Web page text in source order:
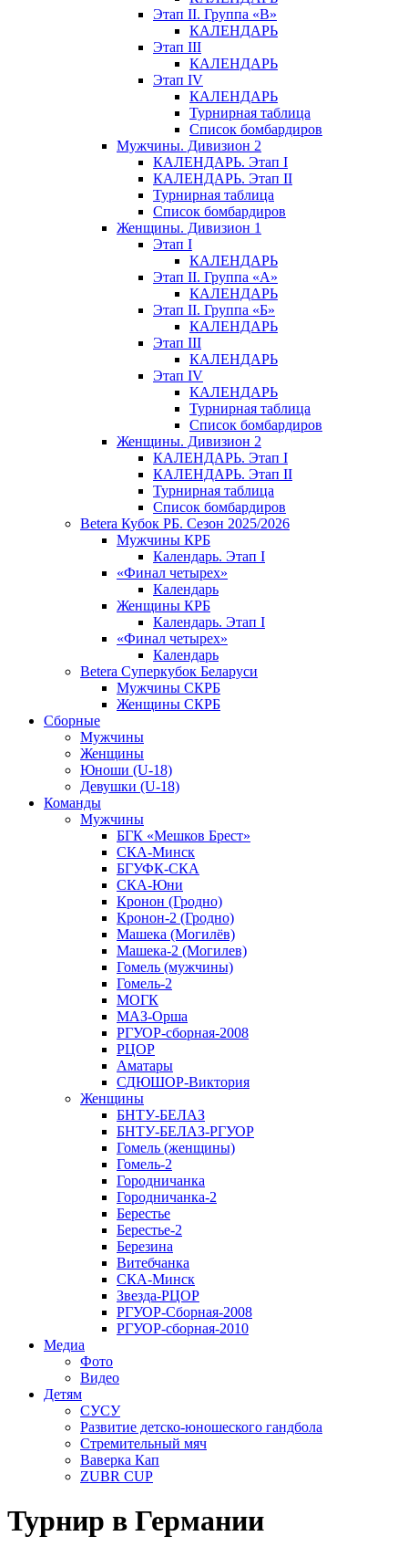
Этап II. Группа «В»
КАЛЕНДАРЬ
Этап III
КАЛЕНДАРЬ
Этап IV
КАЛЕНДАРЬ
Турнирная таблица
Список бомбардиров
Мужчины. Дивизион 2
КАЛЕНДАРЬ. Этап I
КАЛЕНДАРЬ. Этап II
Турнирная таблица
Список бомбардиров
Женщины. Дивизион 1
Этап I
КАЛЕНДАРЬ
Этап II. Группа «А»
КАЛЕНДАРЬ
Этап II. Группа «Б»
КАЛЕНДАРЬ
Этап III
КАЛЕНДАРЬ
Этап IV
КАЛЕНДАРЬ
Турнирная таблица
Список бомбардиров
Женщины. Дивизион 2
КАЛЕНДАРЬ. Этап I
КАЛЕНДАРЬ. Этап II
Турнирная таблица
Список бомбардиров
Betera Кубок РБ. Сезон 2025/2026
Мужчины КРБ
Календарь. Этап I
«Финал четырех»
Календарь
Женщины КРБ
Календарь. Этап I
«Финал четырех»
Календарь
Betera Суперкубок Беларуси
Мужчины СКРБ
Женщины СКРБ
Сборные
Мужчины
Женщины
Юноши (U-18)
Девушки (U-18)
Команды
Мужчины
БГК «Мешков Брест»
СКА-Минск
БГУФК-СКА
СКА-Юни
Кронон (Гродно)
Кронон-2 (Гродно)
Машека (Могилёв)
Машека-2 (Могилев)
Гомель (мужчины)
Гомель-2
МОГК
МАЗ-Орша
РГУОР-сборная-2008
РЦОР
Аматары
СДЮШОР-Виктория
Женщины
БНТУ-БЕЛАЗ
БНТУ-БЕЛАЗ-РГУОР
Гомель (женщины)
Гомель-2
Городничанка
Городничанка-2
Берестье
Берестье-2
Березина
Витебчанка
СКА-Минск
Звезда-РЦОР
РГУОР-Сборная-2008
РГУОР-сборная-2010
Медиа
Фото
Видео
Детям
СУСУ
Развитие детско-юношеского гандбола
Стремительный мяч
Ваверка Кап
ZUBR CUP
Турнир в Германии